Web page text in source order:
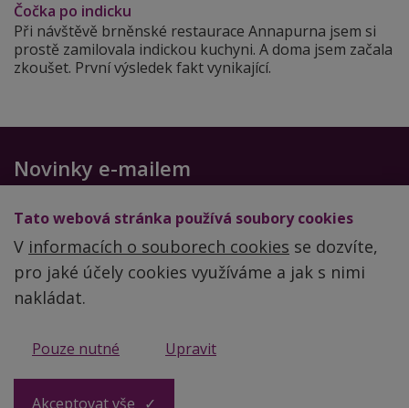
Čočka po indicku
Při návštěvě brněnské restaurace Annapurna jsem si
prostě zamilovala indickou kuchyni. A doma jsem začala
zkoušet. První výsledek fakt vynikající.
Novinky e-mailem
Chcete-li dostávat další zdravé recepty a cenné rady,
Obchodní podmínky
Zpracování a ochrana osobních údajů
Tato webová stránka používá soubory cookies
V informacích o souborech cookies se dozvíte,
pro jaké účely cookies využíváme a jak s nimi
nakládat.
Pouze nutné Upravit
Akceptovat vše